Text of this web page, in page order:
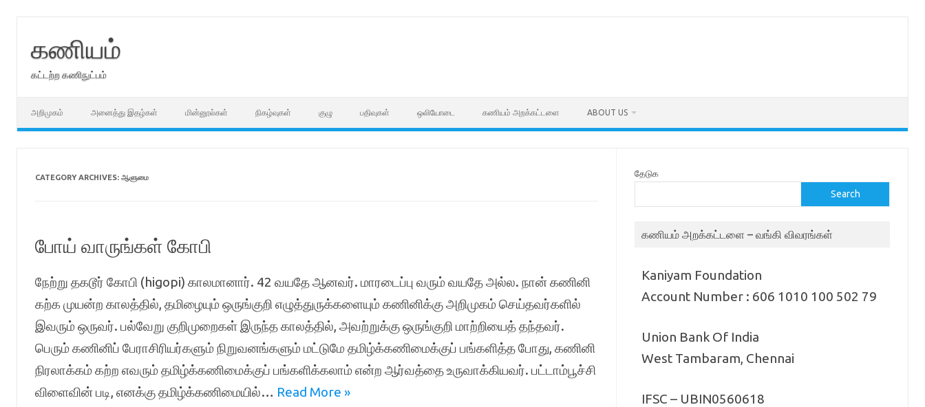
கணியம்
கட்டற்ற கணிநுட்பம்
அறிமுகம் அனைத்து இதழ்கள் மின்னூல்கள் நிகழ்வுகள் குழு பதிவுகள் ஒலியோடை கணியம் அறக்கட்டளை ABOUT US
CATEGORY ARCHIVES: ஆளுமை
போய் வாருங்கள் கோபி
நேற்று தகடூர் கோபி (higopi) காலமானார். 42 வயதே ஆனவர். மாரடைப்பு வரும் வயதே அல்ல. நான் கணினி
கற்க முயன்ற காலத்தில், தமிழையும் ஒருங்குறி எழுத்துருக்களையும் கணினிக்கு அறிமுகம் செய்தவர்களில்
இவரும் ஒருவர். பல்வேறு குறிமுறைகள் இருந்த காலத்தில், அவற்றுக்கு ஒருங்குறி மாற்றியைத் தந்தவர்.
பெரும் கணினிப் பேராசிரியர்களும் நிறுவனங்களும் மட்டுமே தமிழ்க்கணிமைக்குப் பங்களித்த போது, கணினி
நிரலாக்கம் கற்ற எவரும் தமிழ்க்கணிமைக்குப் பங்களிக்கலாம் என்ற ஆர்வத்தை உருவாக்கியவர். பட்டாம்பூச்சி
விளைவின் படி, எனக்கு தமிழ்க்கணிமையில்… Read More »
தேடுக
Search
கணியம் அறக்கட்டளை – வங்கி விவரங்கள்
Kaniyam Foundation
Account Number : 606 1010 100 502 79
Union Bank Of India
West Tambaram, Chennai
IFSC – UBIN0560618